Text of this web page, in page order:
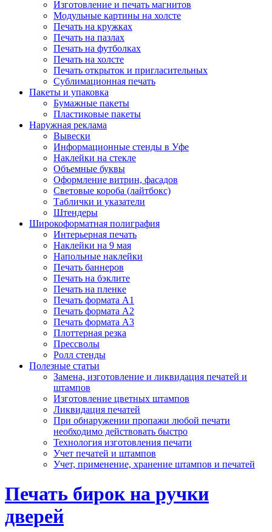
Изготовление и печать магнитов
Модульные картины на холсте
Печать на кружках
Печать на пазлах
Печать на футболках
Печать на холсте
Печать открыток и пригласительных
Сублимационная печать
Пакеты и упаковка
Бумажные пакеты
Пластиковые пакеты
Наружная реклама
Вывески
Информационные стенды в Уфе
Наклейки на стекле
Объемные буквы
Оформление витрин, фасадов
Световые короба (лайтбокс)
Таблички и указатели
Штендеры
Широкоформатная полиграфия
Интерьерная печать
Наклейки на 9 мая
Напольные наклейки
Печать баннеров
Печать на бэклите
Печать на пленке
Печать формата А1
Печать формата А2
Печать формата А3
Плоттерная резка
Прессволы
Ролл стенды
Полезные статьи
Замена, изготовление и ликвидация печатей и
штампов
Изготовление цветных штампов
Ликвидация печатей
При обнаружении пропажи любой печати
необходимо действовать быстро
Технология изготовления печати
Учет печатей и штампов
Учет, применение, хранение штампов и печатей
Печать бирок на ручки
дверей